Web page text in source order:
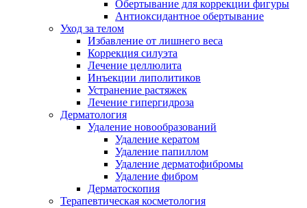
Обертывание для коррекции фигуры
Антиоксидантное обертывание
Уход за телом
Избавление от лишнего веса
Коррекция силуэта
Лечение целлюлита
Инъекции липолитиков
Устранение растяжек
Лечение гипергидроза
Дерматология
Удаление новообразований
Удаление кератом
Удаление папиллом
Удаление дерматофибромы
Удаление фибром
Дерматоскопия
Терапевтическая косметология